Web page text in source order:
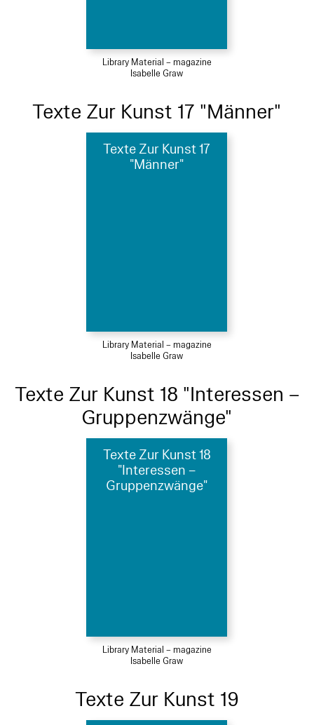
Library Material – magazine
Isabelle Graw
Texte Zur Kunst 17 "Männer"
Texte Zur Kunst 17
"Männer"
Library Material – magazine
Isabelle Graw
Texte Zur Kunst 18 "Interessen –
Gruppenzwänge"
Texte Zur Kunst 18
"Interessen –
Gruppenzwänge"
Library Material – magazine
Isabelle Graw
Texte Zur Kunst 19